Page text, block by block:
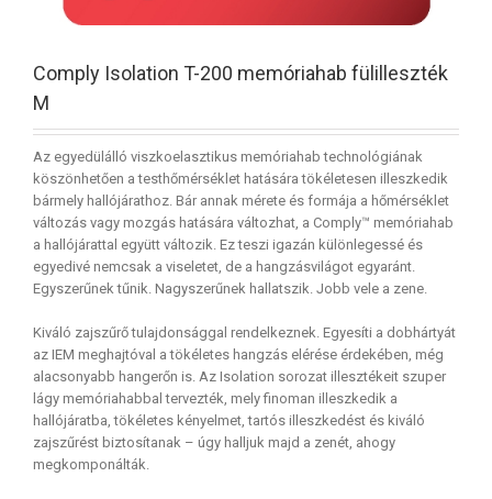
Comply Isolation T-200 memóriahab fülilleszték
M
Az egyedülálló viszkoelasztikus memóriahab technológiának
köszönhetően a testhőmérséklet hatására tökéletesen illeszkedik
bármely hallójárathoz. Bár annak mérete és formája a hőmérséklet
változás vagy mozgás hatására változhat, a Comply™ memóriahab
a hallójárattal együtt változik. Ez teszi igazán különlegessé és
egyedivé nemcsak a viseletet, de a hangzásvilágot egyaránt.
Egyszerűnek tűnik. Nagyszerűnek hallatszik. Jobb vele a zene.
Kiváló zajszűrő tulajdonsággal rendelkeznek. Egyesíti a dobhártyát
az IEM meghajtóval a tökéletes hangzás elérése érdekében, még
alacsonyabb hangerőn is. Az Isolation sorozat illesztékeit szuper
lágy memóriahabbal tervezték, mely finoman illeszkedik a
hallójáratba, tökéletes kényelmet, tartós illeszkedést és kiváló
zajszűrést biztosítanak – úgy halljuk majd a zenét, ahogy
megkomponálták.